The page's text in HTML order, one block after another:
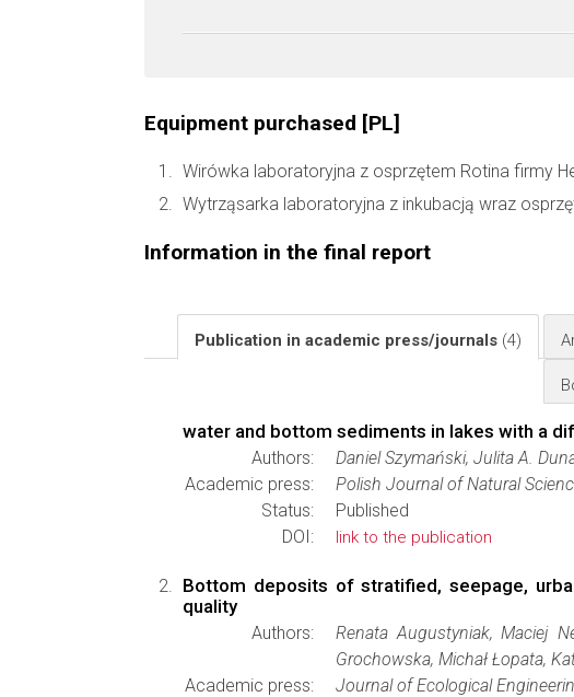
Equipment purchased [PL]
Wirówka laboratoryjna z osprzętem Rotina firmy
Wytrząsarka laboratoryjna z inkubacją wraz
Information in the final report
Publication in academic press/journals (4)
water and bottom sediments in lakes with a
Authors:
Daniel Szymański, Julita A.
Academic press:
Polish Journal of Natural
Status:
Published
DOI:
link to the publication
Bottom deposits of stratified, seepage,
quality
Authors:
Renata Augustyniak, Maciej
Grochowska, Michał Łopata,
Academic press:
Journal of Ecological